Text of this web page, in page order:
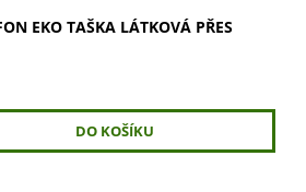
EKO TAŠKA LÁTKOVÁ PŘES